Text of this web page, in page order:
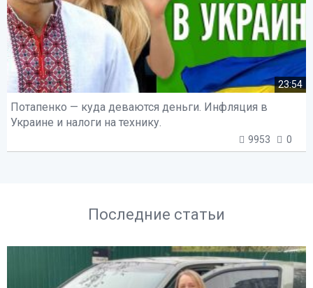
23:54
Потапенко — куда деваются деньги. Инфляция в
Украине и налоги на технику.
9953 0
Последние статьи